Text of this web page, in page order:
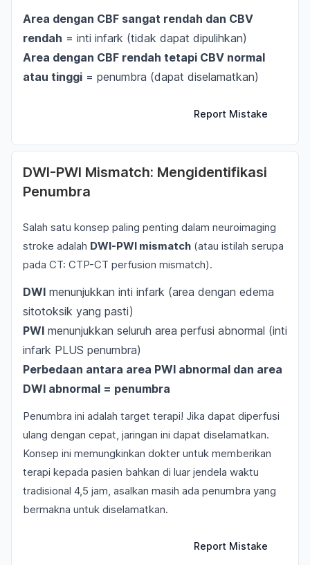
Area dengan CBF sangat rendah dan CBV
rendah = inti infark (tidak dapat dipulihkan)
Area dengan CBF rendah tetapi CBV normal
atau tinggi = penumbra (dapat diselamatkan)
Report Mistake
DWI-PWI Mismatch: Mengidentifikasi
Penumbra
Salah satu konsep paling penting dalam neuroimaging
stroke adalah DWI-PWI mismatch (atau istilah serupa
pada CT: CTP-CT perfusion mismatch).
DWI menunjukkan inti infark (area dengan edema
sitotoksik yang pasti)
PWI menunjukkan seluruh area perfusi abnormal (inti
infark PLUS penumbra)
Perbedaan antara area PWI abnormal dan area
DWI abnormal = penumbra
Penumbra ini adalah target terapi! Jika dapat diperfusi
ulang dengan cepat, jaringan ini dapat diselamatkan.
Konsep ini memungkinkan dokter untuk memberikan
terapi kepada pasien bahkan di luar jendela waktu
tradisional 4,5 jam, asalkan masih ada penumbra yang
bermakna untuk diselamatkan.
Report Mistake